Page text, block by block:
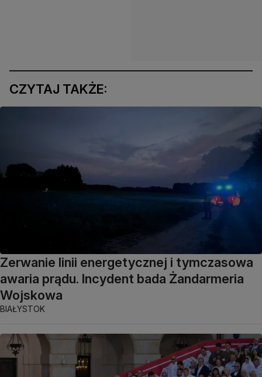
CZYTAJ TAKŻE:
Zerwanie linii energetycznej i tymczasowa
awaria prądu. Incydent bada Żandarmeria
Wojskowa
BIAŁYSTOK